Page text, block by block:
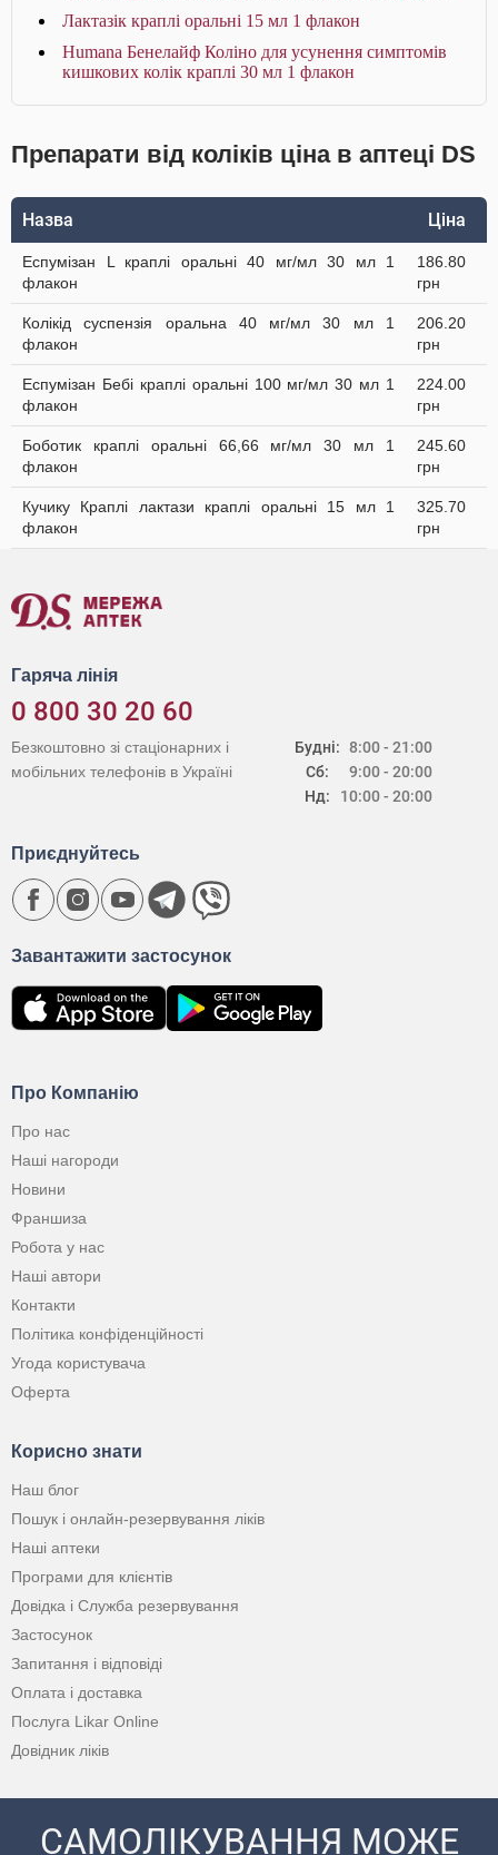
Лактазік краплі оральні 15 мл 1 флакон
Humana Бенелайф Коліно для усунення симптомів
кишкових колік краплі 30 мл 1 флакон
Препарати від коліків ціна в аптеці DS
Назва Ціна
Еспумізан L краплі оральні 40 мг/мл 30 мл 1
флакон
186.80
грн
Колікід суспензія оральна 40 мг/мл 30 мл 1
флакон
206.20
грн
Еспумізан Бебі краплі оральні 100 мг/мл 30 мл 1
флакон
224.00
грн
Боботик краплі оральні 66,66 мг/мл 30 мл 1
флакон
245.60
грн
Кучику Краплі лактази краплі оральні 15 мл 1
флакон
325.70
грн
Гаряча лінія
0 800 30 20 60
Будні:
Сб:
Нд:
8:00 - 21:00
9:00 - 20:00
10:00 - 20:00
Безкоштовно зі стаціонарних і
мобільних телефонів в Україні
Про Компанію
Про нас
Наші нагороди
Новини
Франшиза
Робота у нас
Наші автори
Контакти
Політика конфіденційності
Угода користувача
Оферта
Корисно знати
Наш блог
Пошук і онлайн-резервування ліків
Наші аптеки
Програми для клієнтів
Довідка і Служба резервування
Застосунок
Запитання і відповіді
Оплата і доставка
Послуга Likar Online
Довідник ліків
Завантажити застосунок
Приєднуйтесь
САМОЛІКУВАННЯ МОЖЕ